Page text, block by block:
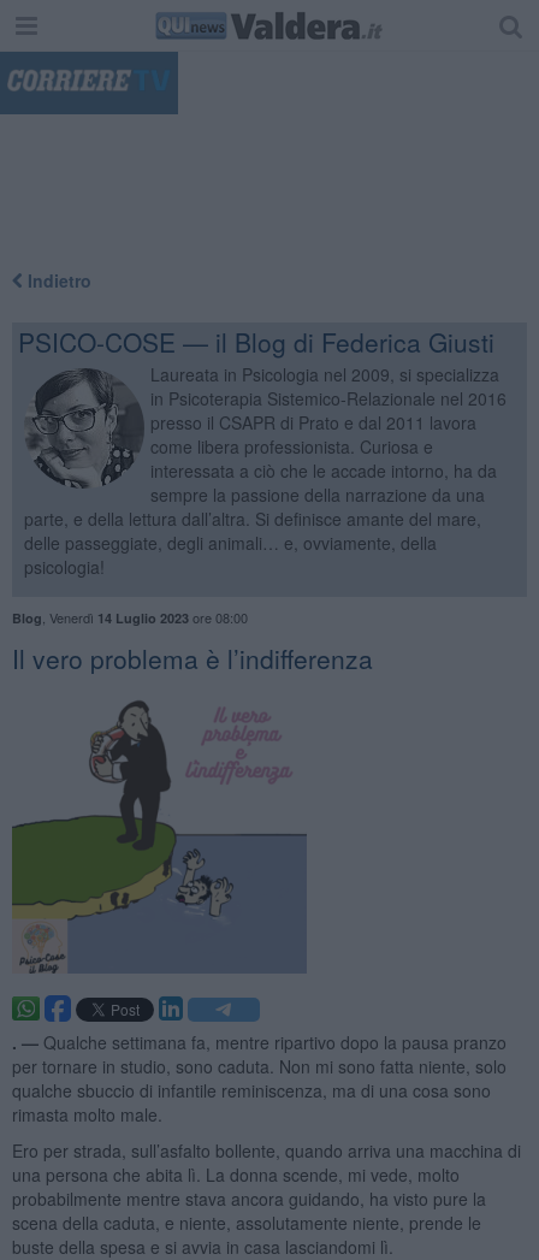
Indietro
PSICO-COSE — il Blog di Federica Giusti
Laureata in Psicologia nel 2009, si specializza
in Psicoterapia Sistemico-Relazionale nel 2016
presso il CSAPR di Prato e dal 2011 lavora
come libera professionista. Curiosa e
interessata a ciò che le accade intorno, ha da
sempre la passione della narrazione da una
parte, e della lettura dall’altra. Si definisce amante del mare,
delle passeggiate, degli animali… e, ovviamente, della
psicologia!
Blog Venerdì 14 Luglio 2023ore 08:00
​Il vero problema è l’indifferenza
. — Qualche settimana fa, mentre ripartivo dopo la pausa pranzo
per tornare in studio, sono caduta. Non mi sono fatta niente, solo
qualche sbuccio di infantile reminiscenza, ma di una cosa sono
rimasta molto male.
Ero per strada, sull’asfalto bollente, quando arriva una macchina di
una persona che abita lì. La donna scende, mi vede, molto
probabilmente mentre stava ancora guidando, ha visto pure la
scena della caduta, e niente, assolutamente niente, prende le
buste della spesa e si avvia in casa lasciandomi lì.